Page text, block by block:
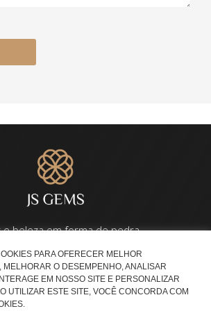
e beleza em forma de pedra
PARA OFERECER MELHOR
MELHORAR O DESEMPENHO, ANALISAR
EM NOSSO SITE E PERSONALIZAR
UTILIZAR ESTE SITE, VOCÊ CONCORDA COM